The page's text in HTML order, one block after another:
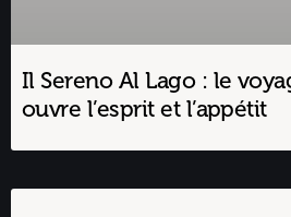
Il Sereno Al Lago : le
ouvre l’esprit et l’appétit